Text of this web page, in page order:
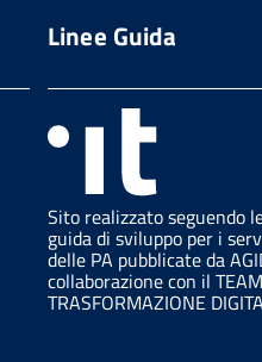
Linee Guida
Sito realizzato seguendo
guida di sviluppo per i
delle PA pubblicate da
collaborazione con il
TRASFORMAZIONE